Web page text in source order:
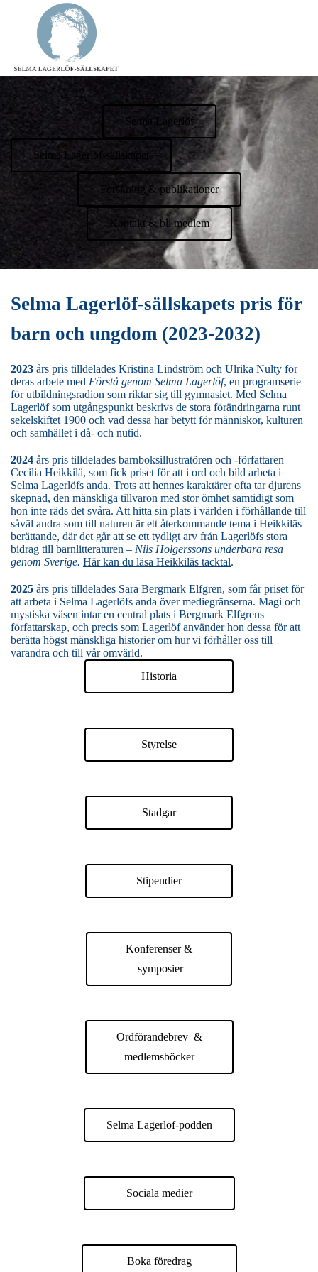
Selma Lagerlöf
Selma Lagerlöf-sällskapet
Forskning & publikationer
Kontakt & bli medlem
Selma Lagerlöf-sällskapets pris för
barn och ungdom (2023-2032)
2023 års pris tilldelades Kristina Lindström och Ulrika Nulty för
deras arbete med Förstå genom Selma Lagerlöf, en programserie
för utbildningsradion som riktar sig till gymnasiet. Med Selma
Lagerlöf som utgångspunkt beskrivs de stora förändringarna runt
sekelskiftet 1900 och vad dessa har betytt för människor, kulturen
och samhället i då- och nutid.
2024 års pris tilldelades barnboksillustratören och -författaren
Cecilia Heikkilä, som fick priset för att i ord och bild arbeta i
Selma Lagerlöfs anda. Trots att hennes karaktärer ofta tar djurens
skepnad, den mänskliga tillvaron med stor ömhet samtidigt som
hon inte räds det svåra. Att hitta sin plats i världen i förhållande till
såväl andra som till naturen är ett återkommande tema i Heikkiläs
berättande, där det går att se ett tydligt arv från Lagerlöfs stora
bidrag till barnlitteraturen – Nils Holgerssons underbara resa
genom Sverige. Här kan du läsa Heikkiläs tacktal.
2025 års pris tilldelades Sara Bergmark Elfgren, som får priset för
att arbeta i Selma Lagerlöfs anda över mediegränserna. Magi och
mystiska väsen intar en central plats i Bergmark Elfgrens
författarskap, och precis som Lagerlöf använder hon dessa för att
berätta högst mänskliga historier om hur vi förhåller oss till
varandra och till vår omvärld.
Historia
Styrelse
Stadgar
Stipendier
Konferenser &
symposier
Ordförandebrev &
medlemsböcker
Selma Lagerlöf-podden
Sociala medier
Boka föredrag